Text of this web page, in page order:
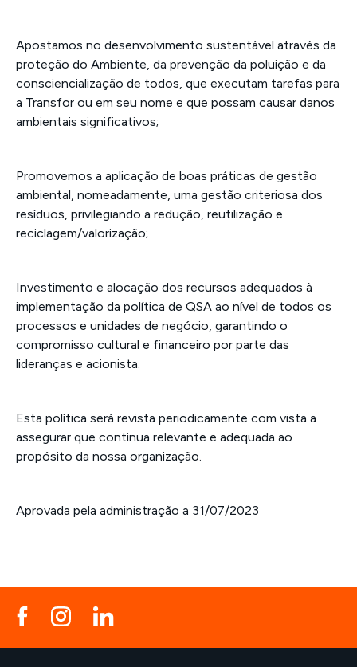
Apostamos no desenvolvimento sustentável através da
proteção do Ambiente, da prevenção da poluição e da
consciencialização de todos, que executam tarefas para
a Transfor ou em seu nome e que possam causar danos
ambientais significativos;
Promovemos a aplicação de boas práticas de gestão
ambiental, nomeadamente, uma gestão criteriosa dos
resíduos, privilegiando a redução, reutilização e
reciclagem/valorização;
Investimento e alocação dos recursos adequados à
implementação da política de QSA ao nível de todos os
processos e unidades de negócio, garantindo o
compromisso cultural e financeiro por parte das
lideranças e acionista.
Esta política será revista periodicamente com vista a
assegurar que continua relevante e adequada ao
propósito da nossa organização.
Aprovada pela administração a 31/07/2023